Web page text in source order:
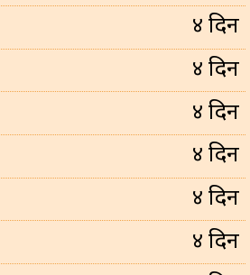
४ दिन
४ दिन
४ दिन
४ दिन
४ दिन
४ दिन